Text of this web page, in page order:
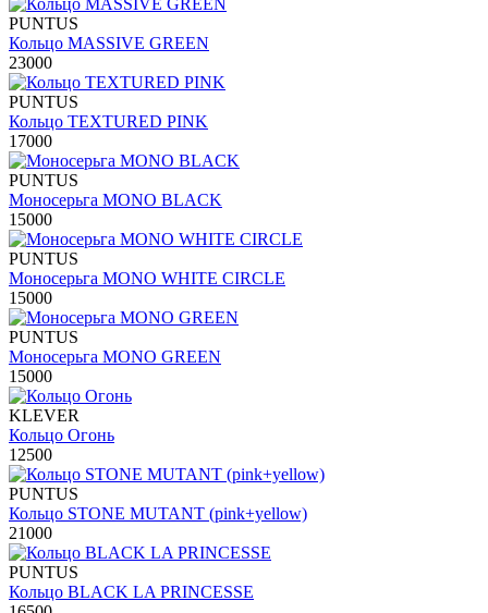
PUNTUS
Кольцо MASSIVE GREEN
23000
PUNTUS
Кольцо TEXTURED PINK
17000
PUNTUS
Моносерьга MONO BLACK
15000
PUNTUS
Моносерьга MONO WHITE CIRCLE
15000
PUNTUS
Моносерьга MONO GREEN
15000
KLEVER
Кольцо Огонь
12500
PUNTUS
Кольцо STONE MUTANT (pink+yellow)
21000
PUNTUS
Кольцо BLACK LA PRINCESSE